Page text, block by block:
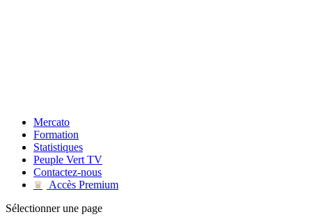
Mercato
Formation
Statistiques
Peuple Vert TV
Contactez-nous
♛
Accès Premium
Sélectionner une page